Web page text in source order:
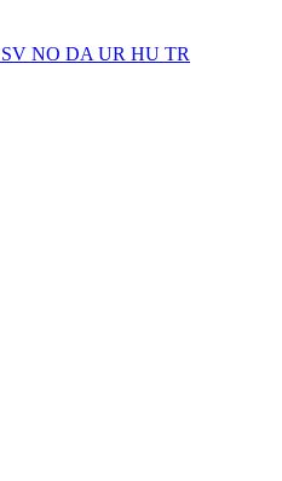
SV NO DA UR HU TR